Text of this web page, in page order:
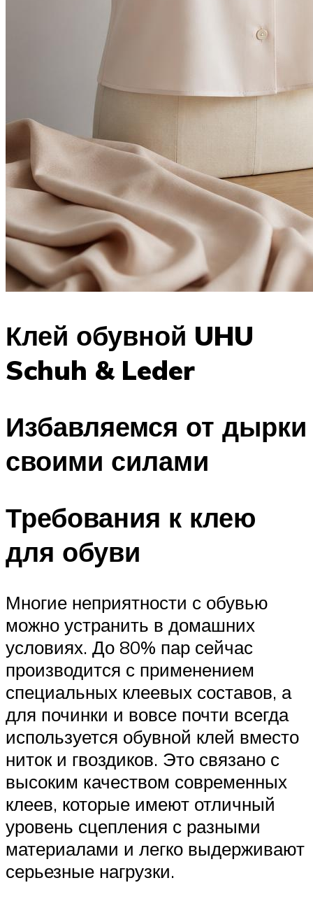
Клей обувной UHU
Schuh & Leder
Избавляемся от дырки
своими силами
Требования к клею
для обуви
Многие неприятности с обувью
можно устранить в домашних
условиях. До 80% пар сейчас
производится с применением
специальных клеевых составов, а
для починки и вовсе почти всегда
используется обувной клей вместо
ниток и гвоздиков. Это связано с
высоким качеством современных
клеев, которые имеют отличный
уровень сцепления с разными
материалами и легко выдерживают
серьезные нагрузки.